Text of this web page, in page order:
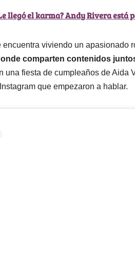
llegó el karma? Andy Rivera está
encuentra viviendo un apasionado
comparten contenidos
una fiesta de cumpleaños de Aida
que empezaron a hablar.